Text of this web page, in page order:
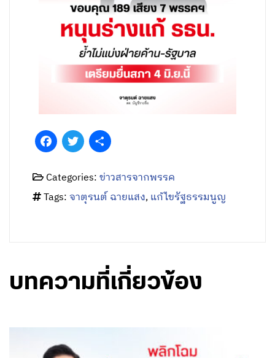
FacebookTwitter
Categories:ข่าวสารจากพรรค
Tags:จาตุรนต์ ฉายแสง,แก้ไขรัฐธรรมนูญ
บทความที่เกี่ยวข้อง